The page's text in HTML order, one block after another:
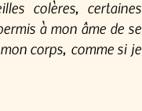
colères, certaines
à mon âme de se
corps, comme si je